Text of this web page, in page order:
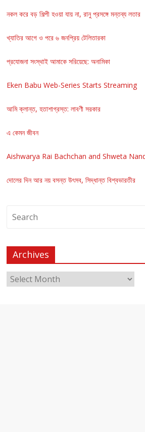
নকল করে বড় শিল্পী হওয়া যায় না, রানু প্রসঙ্গে মন্তব্য লতার
খ্যাতির আগে ও পরে ৬ জনপ্রিয় টেলিতারকা
প্রযোজনা সংস্থাই আমাকে সরিয়েছে: অনামিকা
Eken Babu Web-Series Starts Streaming
আমি ক্লান্ত, হতাশাগ্রস্ত: লাবণী সরকার
এ কেমন জীবন
Aishwarya Rai Bachchan and Shweta
দোলের দিন আর নয় বসন্ত উৎসব, সিদ্ধান্ত বিশ্বভারতীর
Archives